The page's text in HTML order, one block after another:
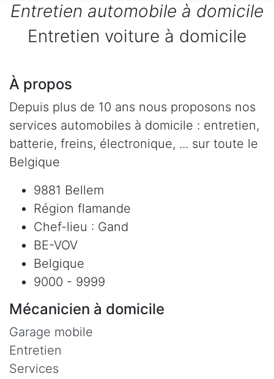
Entretien automobile à domicile
Entretien voiture à domicile
À propos
Depuis plus de 10 ans nous proposons nos
services automobiles à domicile : entretien,
batterie, freins, électronique, ... sur toute le
Belgique
9881 Bellem
Région flamande
Chef-lieu : Gand
BE-VOV
Belgique
9000 - 9999
Mécanicien à domicile
Garage mobile
Entretien
Services